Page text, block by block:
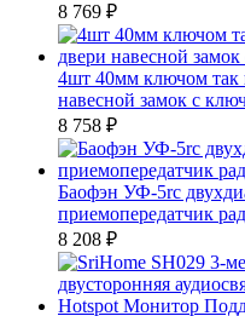
8 769 ₽
4шт 40мм ключом так
навесной замок с
8 758 ₽
Баофэн УФ-5rc
приемопередатчик
8 208 ₽